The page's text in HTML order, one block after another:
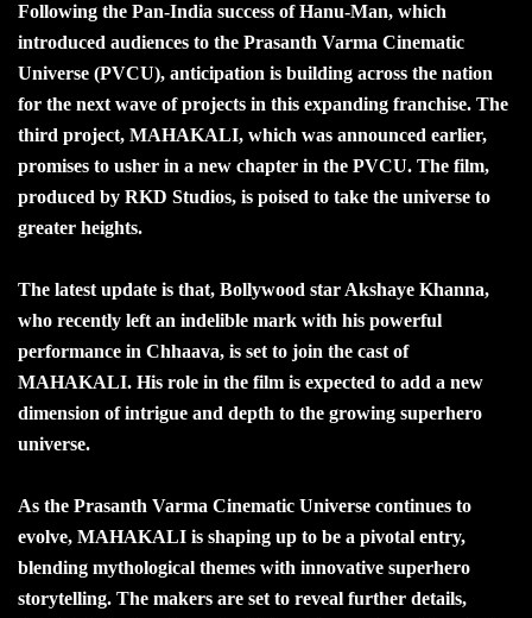
Following the Pan-India success of Hanu-Man, which
introduced audiences to the Prasanth Varma Cinematic
Universe (PVCU), anticipation is building across the nation
for the next wave of projects in this expanding franchise. The
third project, MAHAKALI, which was announced earlier,
promises to usher in a new chapter in the PVCU. The film,
produced by RKD Studios, is poised to take the universe to
greater heights.
The latest update is that, Bollywood star Akshaye Khanna,
who recently left an indelible mark with his powerful
performance in Chhaava, is set to join the cast of
MAHAKALI. His role in the film is expected to add a new
dimension of intrigue and depth to the growing superhero
universe.
As the Prasanth Varma Cinematic Universe continues to
evolve, MAHAKALI is shaping up to be a pivotal entry,
blending mythological themes with innovative superhero
storytelling. The makers are set to reveal further details,